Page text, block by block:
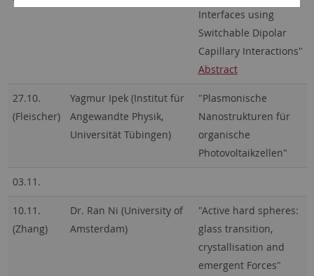
Interfaces using
Switchable Dipolar
Capillary Interactions"
Abstract
27.10.
(Fleischer)
Yagmur Ipek (Institut für
Angewandte Physik,
Universität Tübingen)
"Plasmonische
Nanostrukturen für
organische
Photovoltaikzellen"
03.11.
10.11.
(Zhang)
Dr. Ran Ni (University of
Amsterdam)
"Active hard spheres:
glass transition,
crystallisation and
emergent Forces"